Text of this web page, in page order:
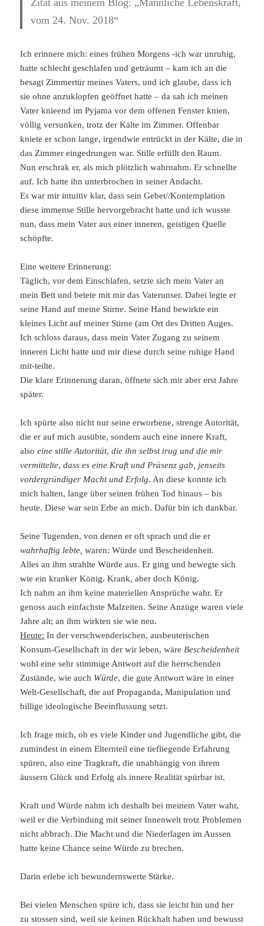
Zitat aus meinem Blog: „Männliche Lebenskraft,
vom 24. Nov. 2018“
Ich erinnere mich: eines frühen Morgens -ich war unruhig,
hatte schlecht geschlafen und geträumt – kam ich an die
besagt Zimmertür meines Vaters, und ich glaube, dass ich
sie ohne anzuklopfen geöffnet hatte – da sah ich meinen
Vater knieend im Pyjama vor dem offenen Fenster knien,
völlig versunken, trotz der Kälte im Zimmer. Offenbar
kniete er schon lange, irgendwie entrückt in der Kälte, die in
das Zimmer eingedrungen war. Stille erfüllt den Raum.
Nun erschrak er, als mich plötzlich wahrnahm. Er schnellte
auf. Ich hatte ihn unterbrochen in seiner Andacht.
Es war mir intuitiv klar, dass sein Gebet//Kontemplation
diese immense Stille hervorgebracht hatte und ich wusste
nun, dass mein Vater aus einer inneren, geistigen Quelle
schöpfte.
Eine weitere Erinnerung:
Täglich, vor dem Einschlafen, setzte sich mein Vater an
mein Bett und betete mit mir das Vaterunser. Dabei legte er
seine Hand auf meine Stirne. Seine Hand bewirkte ein
kleines Licht auf meiner Stirne (am Ort des Dritten Auges.
Ich schloss daraus, dass mein Vater Zugang zu seinem
inneren Licht hatte und mir diese durch seine ruhige Hand
mit-teilte.
Die klare Erinnerung daran, öffnete sich mir aber erst Jahre
später.
Ich spürte also nicht nur seine erworbene, strenge Autorität,
die er auf mich ausübte, sondern auch eine innere Kraft,
alsoeine stille Autorität,die ihn selbst trug und die mir
vermittelte,dass es eine Kraft und Präsenz gab, jenseits
vordergründiger Macht und Erfolg. An diese konnte ich
mich halten, lange über seinen frühen Tod hinaus – bis
heute. Diese war sein Erbe an mich. Dafür bin ich dankbar.
Seine Tugenden, von denen er oft sprach und die er
wahrhaftig lebte, waren: Würde und Bescheidenheit.
Alles an ihm strahlte Würde aus. Er ging und bewegte sich
wie ein kranker König. Krank, aber doch König.
Ich nahm an ihm keine materiellen Ansprüche wahr. Er
genoss auch einfachste Malzeiten. Seine Anzüge waren viele
Jahre alt; an ihm wirkten sie wie neu.
Heute: In der verschwenderischen, ausbeuterischen
Konsum-Gesellschaft in der wir leben, wäre Bescheidenheit
wohl eine sehr stimmige Antwort auf die herrschenden
Zustände, wie auch Würde, die gute Antwort wäre in einer
Welt-Gesellschaft, die auf Propaganda, Manipulation und
billige ideologische Beeinflussung setzt.
Ich frage mich, ob es viele Kinder und Jugendliche gibt, die
zumindest in einem Elternteil eine tiefliegende Erfahrung
spüren, also eine Tragkraft, die unabhängig von ihrem
äussern Glück und Erfolg als innere Realität spürbar ist.
Kraft und Würde nahm ich deshalb bei meinem Vater wahr,
weil er die Verbindung mit seiner Innenwelt trotz Problemen
nicht abbrach. Die Macht und die Niederlagen im Aussen
hatte keine Chance seine Würde zu brechen.
Darin erlebe ich bewundernswerte Stärke.
Bei vielen Menschen spüre ich, dass sie leicht hin und her
zu stossen sind, weil sie keinen Rückhalt haben und bewusst